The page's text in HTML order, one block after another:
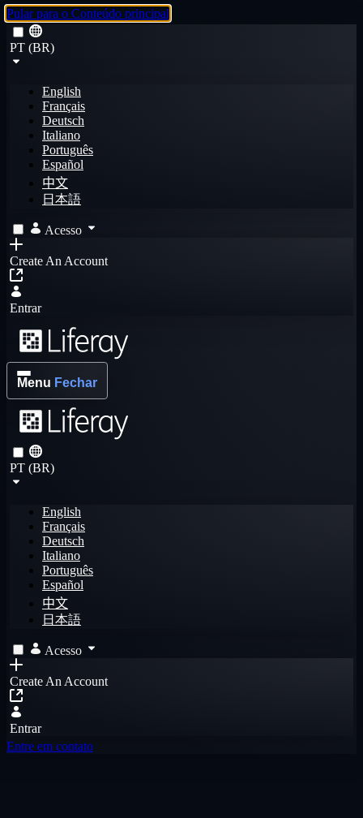
Pular para o Conteúdo principal
PT (BR)
English
Français
Deutsch
Italiano
Português
Español
中文
日本語
Acesso
Create An Account
Entrar
Menu Fechar
PT (BR)
English
Français
Deutsch
Italiano
Português
Español
中文
日本語
Acesso
Create An Account
Entrar
Entre em contato